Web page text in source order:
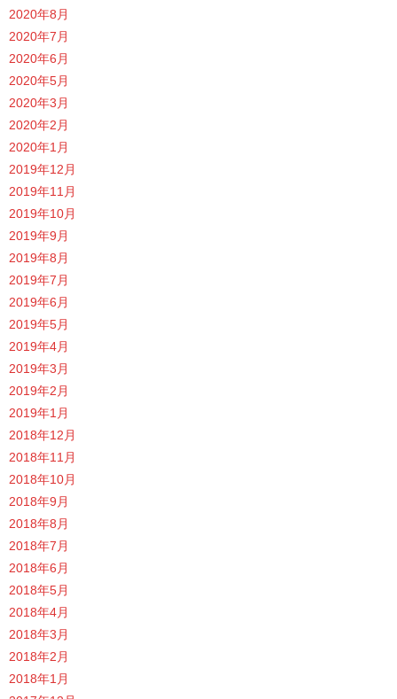
2020年8月
2020年7月
2020年6月
2020年5月
2020年3月
2020年2月
2020年1月
2019年12月
2019年11月
2019年10月
2019年9月
2019年8月
2019年7月
2019年6月
2019年5月
2019年4月
2019年3月
2019年2月
2019年1月
2018年12月
2018年11月
2018年10月
2018年9月
2018年8月
2018年7月
2018年6月
2018年5月
2018年4月
2018年3月
2018年2月
2018年1月